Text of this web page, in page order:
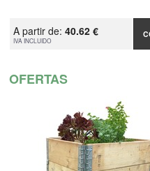
A partir de: 40.62 €
IVA INCLUIDO
OFERTAS